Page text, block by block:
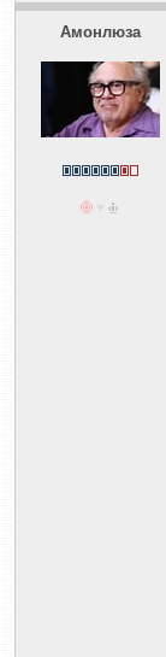
Амонлюза